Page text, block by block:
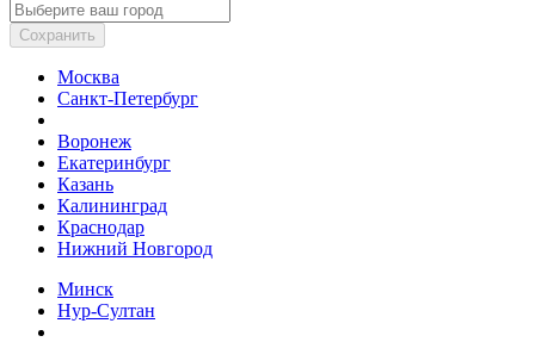
Сохранить
Москва
Санкт-Петербург
Воронеж
Екатеринбург
Казань
Калининград
Краснодар
Нижний Новгород
Минск
Нур-Султан